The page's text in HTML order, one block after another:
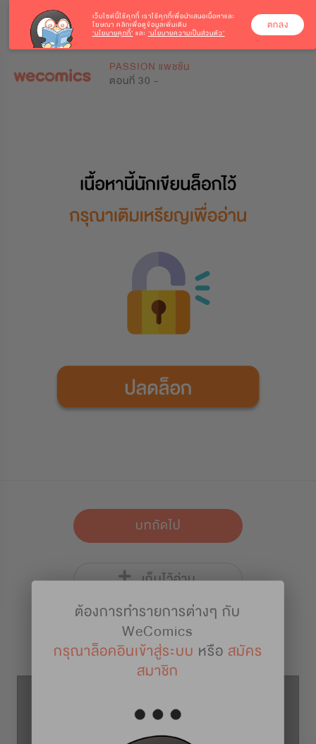
PASSION แพชชัน
ตอนที่ 30 -
บทถัดไป
เก็บไว้อ่าน
รายละเอียดการ์ตูน
ต้องการทำรายการต่างๆ กับ
WeComics
กรุณาล็อคอินเข้าสู่ระบบ หรือ สมัคร
สมาชิก
เว็บไซต์นี้ใช้คุกกี้ เราใช้คุกกี้เพื่อนำเสนอเนื้อหาและ
โฆษณา คลิกเพื่อดูข้อมูลเพิ่มเติม
‘นโยบายคุกกี้’ และ ‘นโยบายความเป็นส่วนตัว’
ตกลง